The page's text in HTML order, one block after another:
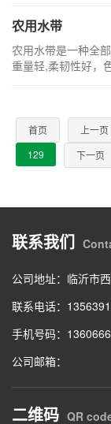
农用水带
农用水带是一种全
重量轻,柔韧性好，
首页 上一页
129
下一页
联系我们
公司地址：临沂市
联系电话：
手机号码：
公司邮箱：
二维码 QR